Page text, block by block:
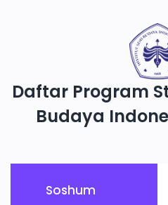
Daftar Program
Budaya
Soshum